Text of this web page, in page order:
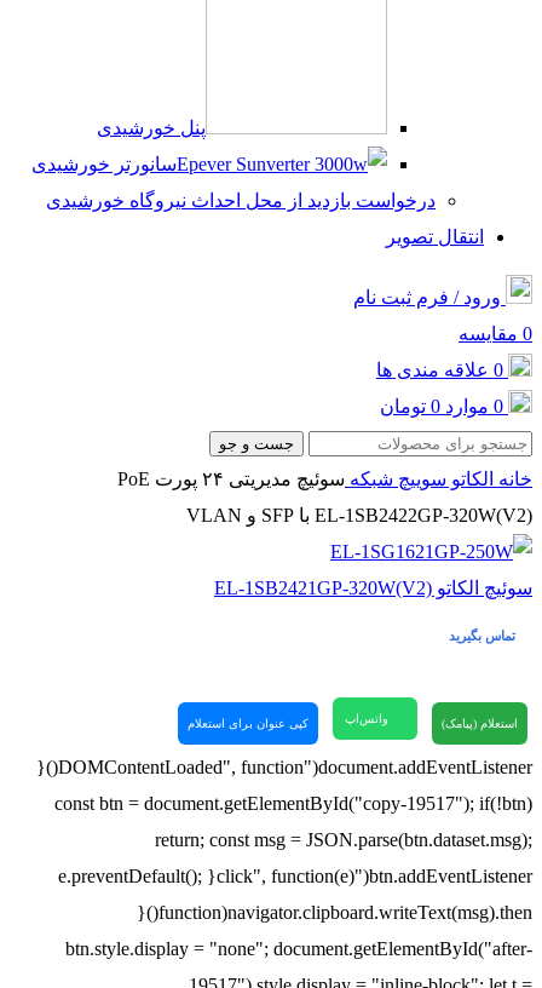
پنل خورشیدی
سانورتر خورشیدی
درخواست بازدید از محل احداث نیروگاه خورشیدی
انتقال تصویر
ورود / فرم ثبت نام
0 مقایسه
0 علاقه مندی ها
0 موارد 0 تومان
جست و جو
خانه الکاتو سوییچ شبکه
سوئیچ مدیریتی ۲۴ پورت PoE
EL‑1SB2422GP‑320W(V2) با SFP و VLAN
سوئیچ الکاتو EL-1SB2421GP-320W(V2)
تماس بگیرید
استعلام (پیامک) واتس‌اپ کپی عنوان برای استعلام
document.addEventListener("DOMContentLoaded", function(){
const btn = document.getElementById("copy-19517"); if(!btn)
return; const msg = JSON.parse(btn.dataset.msg);
btn.addEventListener("click", function(e){ e.preventDefault();
navigator.clipboard.writeText(msg).then(function(){
btn.style.display = "none"; document.getElementById("after-